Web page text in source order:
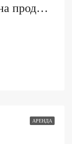
Квартира с 2 спальнями на продажу в Будве, Майне
АРЕНДА